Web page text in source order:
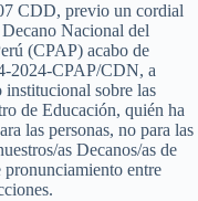
CDD, previo un cordial
Nacional del
(CPAP) acabo de
2024-CPAP/CDN, a
institucional sobre las
de Educación, quién ha
las personas, no para las
as Decanos/as de
entre